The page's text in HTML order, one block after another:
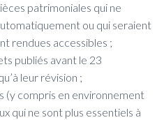
patrimoniales qui ne
ou qui seraient
rendues accessibles ;
publiés avant le 23
leur révision ;
(y compris en environnement
qui ne sont plus essentiels à